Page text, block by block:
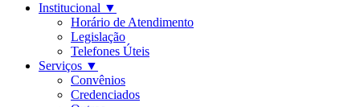
Institucional ▼
Horário de Atendimento
Legislação
Telefones Úteis
Serviços ▼
Convênios
Credenciados